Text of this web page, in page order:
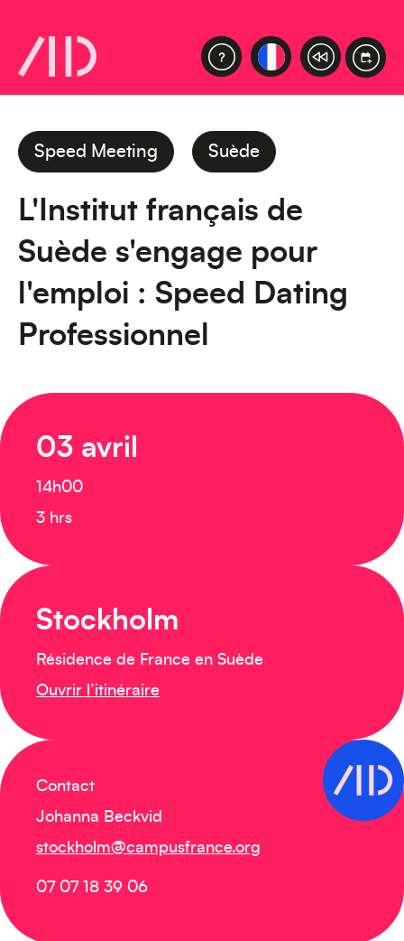
Speed Meeting Suède
L'Institut français de
Suède s'engage pour
l'emploi : Speed Dating
Professionnel
03 avril
14h00
3 hrs
Stockholm
Résidence de France en Suède
Ouvrir l’itinéraire
Contact
Johanna Beckvid
stockholm@campusfrance.org
07 07 18 39 06